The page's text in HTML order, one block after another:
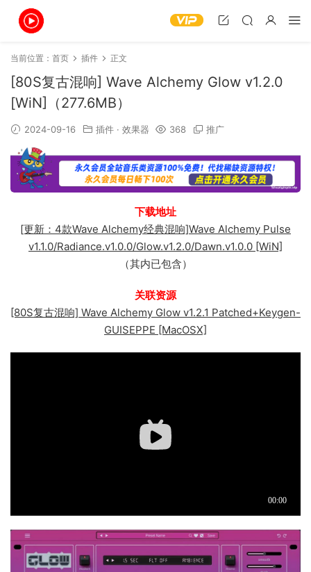
当前位置： 首页 插件 正文
[80S复古混响] Wave Alchemy Glow v1.2.0
[WiN]（277.6MB）
2024-09-16 插件 · 效果器 368 推广
下载地址
[更新：4款Wave Alchemy经典混响]Wave Alchemy Pulse
v1.1.0/Radiance.v1.0.0/Glow.v1.2.0/Dawn.v1.0.0 [WiN]
（其内已包含）
关联资源
[80S复古混响] Wave Alchemy Glow v1.2.1 Patched+Keygen-
GUISEPPE [MacOSX]